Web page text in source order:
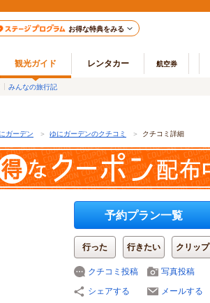
お得な特典をみる
観光ガイド レンタカー 航空券
みんなの旅行記
ガーデン ＞ ゆにガーデンのクチコミ ＞ クチコミ詳細
予約プラン一覧
行った 行きたい クリップ
クチコミ投稿
写真投稿
シェアする
メールする